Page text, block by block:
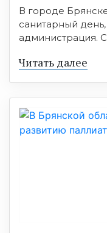
В городе
санитарный
администрация.
Читать далее